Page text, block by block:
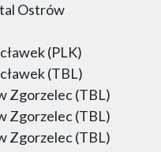
Ostrów
(PLK)
(TBL)
Zgorzelec (TBL)
Zgorzelec (TBL)
Zgorzelec (TBL)